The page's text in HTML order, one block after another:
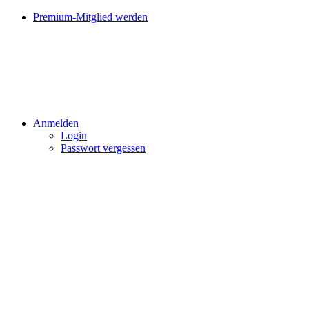
Premium-Mitglied werden
Anmelden
Login
Passwort vergessen